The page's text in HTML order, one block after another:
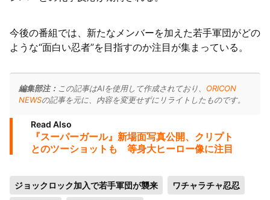
今後の番組では、新たなメンバーを加えた若手軍団がどの
ような“面白い忍者”を目指すのか注目が集まっている。
編集部注： この記事はAIを使用して作成されており、 ORICON
NEWSの記事を元に、内容を変更せずにリライトしたものです。
Read Also
『スーパーガール』新場面写真公開、クリプト
とのツーショットも 等身大ヒーロー像に注目
ジョックロック加入で若手軍団が襲来 ワチャラチャ忍忍